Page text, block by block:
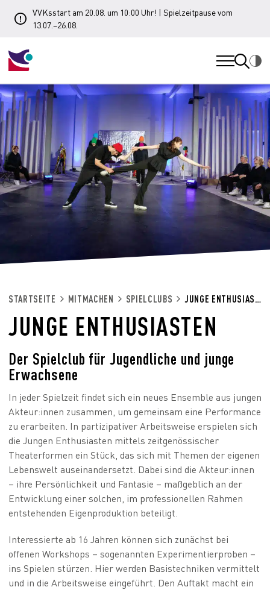
VVKsstart am 20.08. um 10:00 Uhr! | Spielzeitpause vom
13.07.–26.08.
STARTSEITE MITMACHEN SPIELCLUBS JUNGE ENTHUSIASTEN
JUNGE ENTHUSIASTEN
Der Spielclub für Jugendliche und junge
Erwachsene
In jeder Spielzeit findet sich ein neues Ensemble aus jungen
Akteur:innen zusammen, um gemeinsam eine Performance
zu erarbeiten. In partizipativer Arbeitsweise erspielen sich
die Jungen Enthusiasten mittels zeitgenössischer
Theaterformen ein Stück, das sich mit Themen der eigenen
Lebenswelt auseinandersetzt. Dabei sind die Akteur:innen
– ihre Persönlichkeit und Fantasie – maßgeblich an der
Entwicklung einer solchen, im professionellen Rahmen
entstehenden Eigenproduktion beteiligt.
Interessierte ab 16 Jahren können sich zunächst bei
offenen Workshops – sogenannten Experimentierproben –
ins Spielen stürzen. Hier werden Basistechniken vermittelt
und in die Arbeitsweise eingeführt. Den Auftakt macht ein